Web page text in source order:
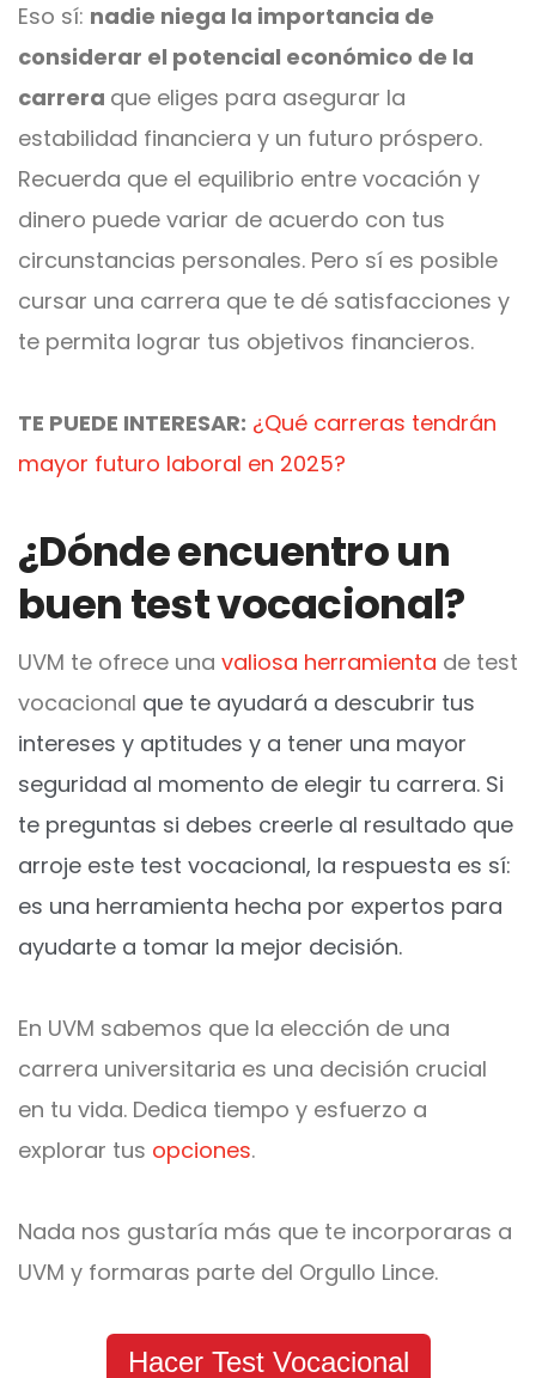
Eso sí: nadie niega la importancia de
considerar el potencial económico de la
carrera que eliges para asegurar la
estabilidad financiera y un futuro próspero.
Recuerda que el equilibrio entre vocación y
dinero puede variar de acuerdo con tus
circunstancias personales. Pero sí es posible
cursar una carrera que te dé satisfacciones y
te permita lograr tus objetivos financieros.
TE PUEDE INTERESAR: ¿Qué carreras tendrán
mayor futuro laboral en 2025?
¿Dónde encuentro un
buen test vocacional?
UVM te ofrece una valiosa herramienta de test
vocacional que te ayudará a descubrir tus
intereses y aptitudes y a tener una mayor
seguridad al momento de elegir tu carrera. Si
te preguntas si debes creerle al resultado que
arroje este test vocacional, la respuesta es sí:
es una herramienta hecha por expertos para
ayudarte a tomar la mejor decisión.
En UVM sabemos que la elección de una
carrera universitaria es una decisión crucial
en tu vida. Dedica tiempo y esfuerzo a
explorar tus opciones.
Nada nos gustaría más que te incorporaras a
UVM y formaras parte del Orgullo Lince.
Hacer Test Vocacional